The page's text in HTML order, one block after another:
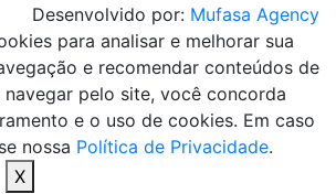
Desenvolvido por: Mufasa Agency
para analisar e melhorar sua
e recomendar conteúdos de
navegar pelo site, você concorda
e o uso de cookies. Em caso
nossa Política de Privacidade.
X